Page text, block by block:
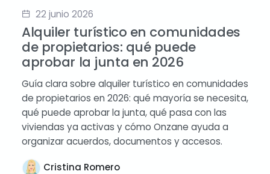
22 junio 2026
Alquiler turístico en comunidades
de propietarios: qué puede
aprobar la junta en 2026
Guía clara sobre alquiler turístico en comunidades
de propietarios en 2026: qué mayoría se necesita,
qué puede aprobar la junta, qué pasa con las
viviendas ya activas y cómo Onzane ayuda a
organizar acuerdos, documentos y accesos.
Cristina Romero